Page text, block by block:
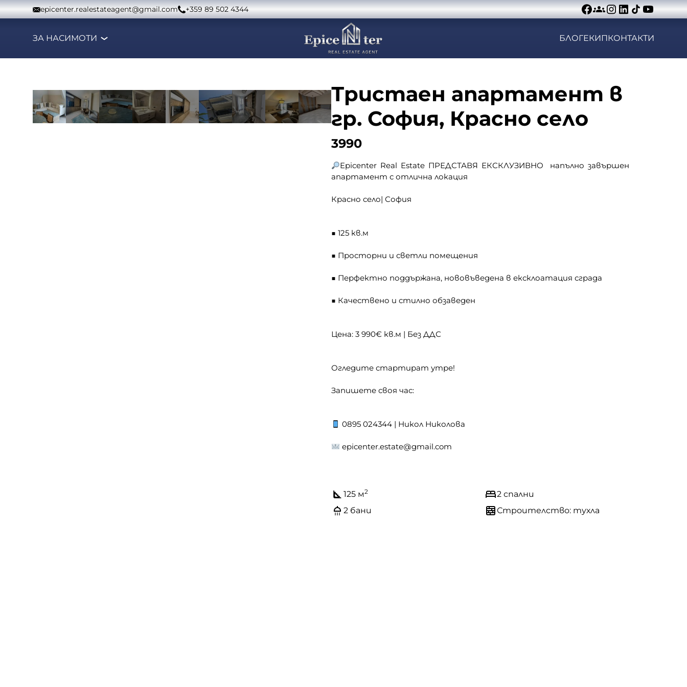
Към съдържанието
epicenter.realestateagent@gmail.com +359 89 502 4344
ЗА НАСИМОТИ БЛОГЕКИПКОНТАКТИ
Тристаен апартамент в
гр. София, Красно село
3990
Epicenter Real Estate ПРЕДСТАВЯ ЕКСКЛУЗИВНО напълно завършен
апартамент с отлична локация
Красно село| София
■ 125 кв.м
■ Просторни и светли помещения
■ Перфектно поддържана, нововъведена в ексклоатация сграда
■ Качествено и стилно обзаведен
Цена: 3 990€ кв.м | Без ДДС
Огледите стартират утре!
Запишете своя час:
0895 024344 | Никол Николова
epicenter.estate@gmail.com
125 м2
2 спални
2 бани
Строителство: тухла